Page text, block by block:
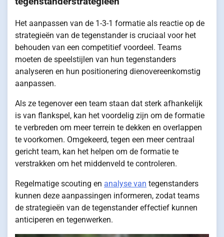
Het aanpassen van de 1-3-1 formatie als reactie op de
strategieën van de tegenstander is cruciaal voor het
behouden van een competitief voordeel. Teams
moeten de speelstijlen van hun tegenstanders
analyseren en hun positionering dienovereenkomstig
aanpassen.
Als ze tegenover een team staan dat sterk afhankelijk
is van flankspel, kan het voordelig zijn om de formatie
te verbreden om meer terrein te dekken en overlappen
te voorkomen. Omgekeerd, tegen een meer centraal
gericht team, kan het helpen om de formatie te
verstrakken om het middenveld te controleren.
Regelmatige scouting en analyse van tegenstanders
kunnen deze aanpassingen informeren, zodat teams
de strategieën van de tegenstander effectief kunnen
anticiperen en tegenwerken.